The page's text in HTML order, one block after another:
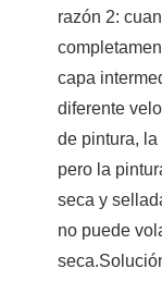
razón 2:
capa
diferente
de pintura,
pero la
seca y
no puede